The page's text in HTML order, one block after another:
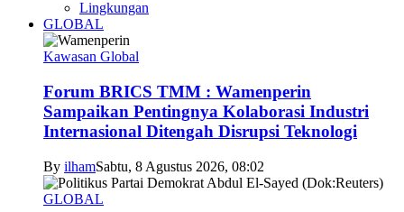
Lingkungan
GLOBAL
Kawasan Global
Forum BRICS TMM : Wamenperin
Sampaikan Pentingnya Kolaborasi Industri
Internasional Ditengah Disrupsi Teknologi
By ilhamSabtu, 8 Agustus 2026, 08:02
GLOBAL